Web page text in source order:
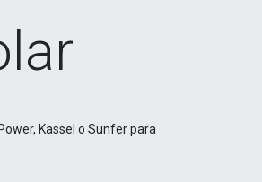
Kassel o Sunfer para